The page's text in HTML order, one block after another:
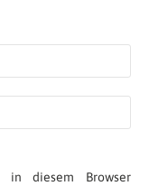
in diesem Browser